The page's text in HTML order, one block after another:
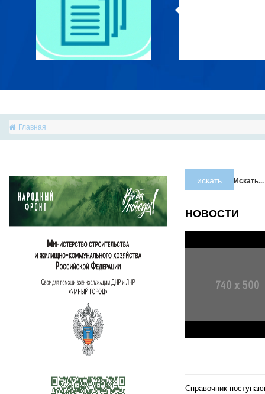
Главная
искать Искать...
НОВОСТИ
Справочник